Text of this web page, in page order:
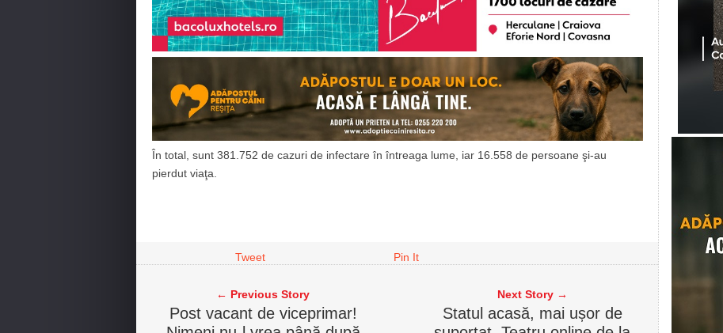
În total, sunt 381.752 de cazuri de infectare în întreaga lume, iar 16.558 de persoane şi-au
pierdut viaţa.
Tweet Pin It
← Previous Story
Post vacant de viceprimar!
Next Story →
Statul acasă, mai ușor de